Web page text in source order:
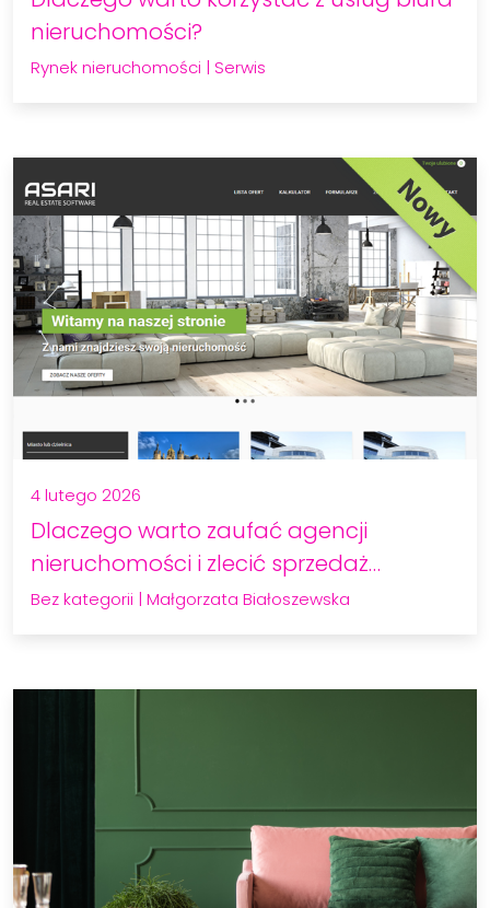
nieruchomości?
Rynek nieruchomości | Serwis
4 lutego 2026
Dlaczego warto zaufać agencji
nieruchomości i zlecić sprzedaż…
Bez kategorii | Małgorzata Białoszewska